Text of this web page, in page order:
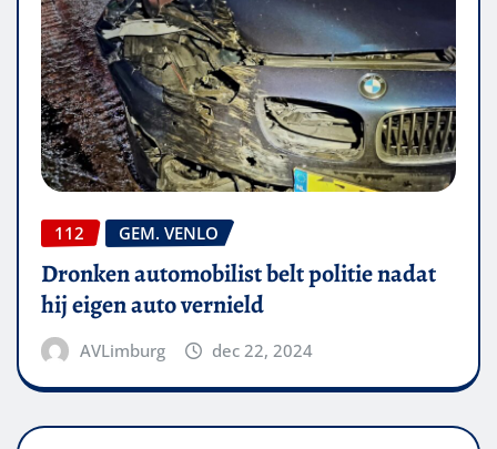
112 GEM. VENLO
Dronken automobilist belt politie nadat
hij eigen auto vernield
AVLimburg dec 22, 2024